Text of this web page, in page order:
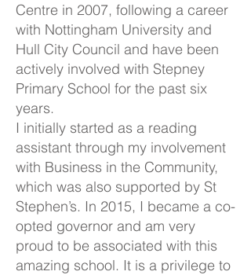
Centre in 2007, following a career
with Nottingham University and
Hull City Council and have been
actively involved with Stepney
Primary School for the past six
years.
I initially started as a reading
assistant through my involvement
with Business in the Community,
which was also supported by St
Stephen’s. In 2015, I became a co-
opted governor and am very
proud to be associated with this
amazing school. It is a privilege to